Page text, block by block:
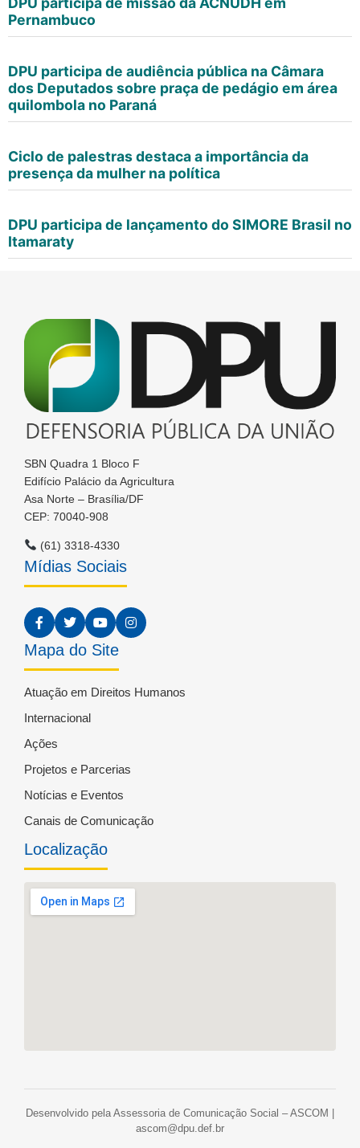
Pernambuco
DPU participa de audiência pública na Câmara
dos Deputados sobre praça de pedágio em área
quilombola no Paraná
Ciclo de palestras destaca a importância da
presença da mulher na política
DPU participa de lançamento do SIMORE Brasil no
Itamaraty
SBN Quadra 1 Bloco F
Edifício Palácio da Agricultura
Asa Norte – Brasília/DF
CEP: 70040-908
(61) 3318-4330
Mídias Sociais
Mapa do Site
Atuação em Direitos Humanos
Internacional
Ações
Projetos e Parcerias
Notícias e Eventos
Canais de Comunicação
Localização
Desenvolvido pela Assessoria de Comunicação Social – ASCOM |
ascom@dpu.def.br